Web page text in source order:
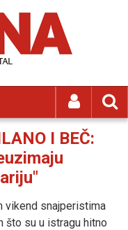
I BEČ:
vikend snajperistima
što su u istragu hitno